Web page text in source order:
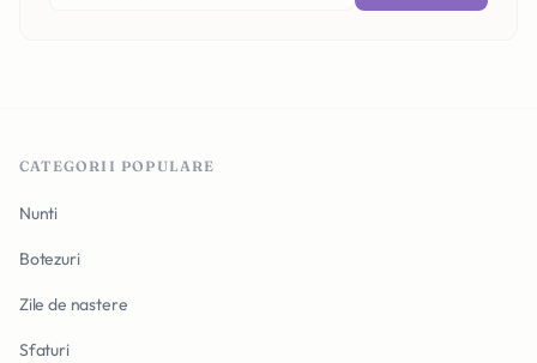
CATEGORII POPULARE
Nunti
Botezuri
Zile de nastere
Sfaturi